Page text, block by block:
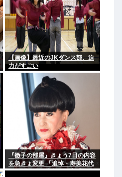
【画像】最近のJKダンス部、迫
力がすごい
『徹子の部屋』きょう7日の内容
を急きょ変更 「追悼・寿美花代
さん」放送へ 当初の予定「放送